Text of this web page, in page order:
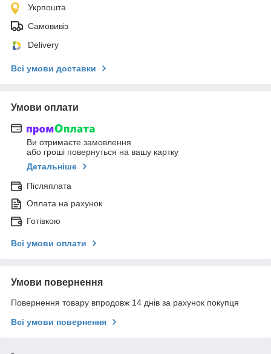
Укрпошта
Самовивіз
Delivery
Всі умови доставки
Умови оплати
Ви отримаєте замовлення
або гроші повернуться на вашу картку
Детальніше
Післяплата
Оплата на рахунок
Готівкою
Всі умови оплати
Умови повернення
Повернення товару впродовж 14 днів за рахунок покупця
Всі умови повернення